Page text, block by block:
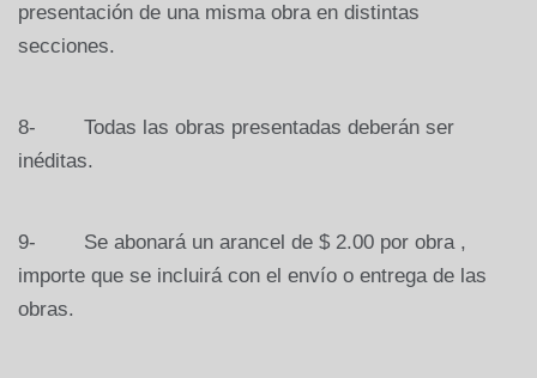
presentación de una misma obra en distintas
secciones.
8- Todas las obras presentadas deberán ser
inéditas.
9- Se abonará un arancel de $ 2.00 por obra ,
importe que se incluirá con el envío o entrega de las
obras.